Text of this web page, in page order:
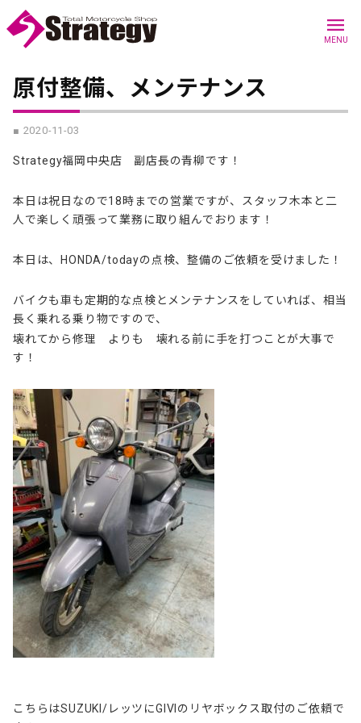
menu
MENU
原付整備、メンテナンス
■ 2020-11-03
Strategy福岡中央店 副店長の青柳です！
本日は祝日なので18時までの営業ですが、スタッフ木本と二
人で楽しく頑張って業務に取り組んでおります！
本日は、HONDA/todayの点検、整備のご依頼を受けました！
バイクも車も定期的な点検とメンテナンスをしていれば、相当
長く乗れる乗り物ですので、
壊れてから修理 よりも 壊れる前に手を打つことが大事で
す！
こちらはSUZUKI/レッツにGIVIのリヤボックス取付のご依頼で